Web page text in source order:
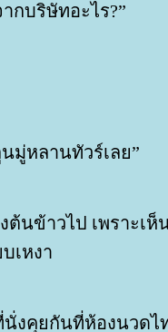
กบริษัทอะไร?”
มู่หลานทัวร์เลย”
นข้าวไป เพราะเห็
เหงา
งคุยกันที่ห้องนวดไ